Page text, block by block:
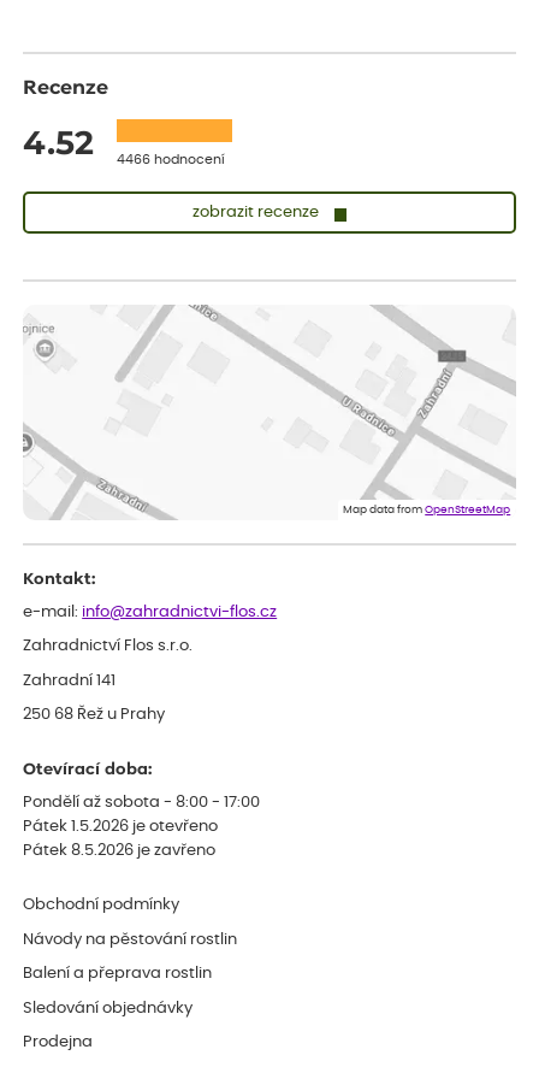
Recenze
4.52 4466 hodnocení
zobrazit recenze
Vše v pořádku, jsem spokojena.
ověřený nákup dnes
Rostlina mi přišla v dobrém stavu, jsem spokojená.
Zuzana
Spokojenost s dodáním kvalitních rostlin
Map data fromOpenStreetMap
Kontakt:
e-mail: info@zahradnictvi-flos.cz
Zahradnictví Flos s.r.o.
Zahradní 141
250 68 Řež u Prahy
Otevírací doba:
Pondělí až sobota - 8:00 - 17:00
Pátek 1.5.2026 je otevřeno
Pátek 8.5.2026 je zavřeno
Obchodní podmínky
Návody na pěstování rostlin
Balení a přeprava rostlin
Sledování objednávky
Prodejna